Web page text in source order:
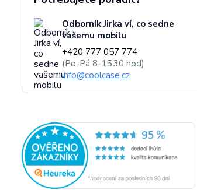
Odborník Jirka ví, co sedne
vašemu mobilu
+420 777 057 774
(Po-Pá 8-15:30 hod)
info@coolcase.cz